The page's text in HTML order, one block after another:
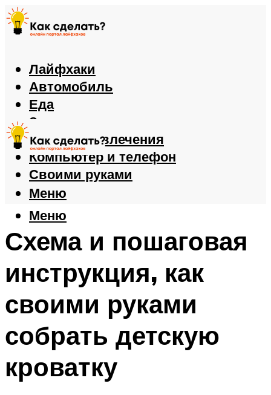
Лайфхаки
Автомобиль
Еда
Здоровье
Игры и развлечения
Компьютер и телефон
Своими руками
Меню
Меню
Схема и пошаговая
инструкция, как
своими руками
собрать детскую
кроватку